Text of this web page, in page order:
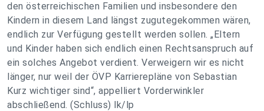
den österreichischen Familien und insbesondere den
Kindern in diesem Land längst zugutegekommen wären,
endlich zur Verfügung gestellt werden sollen. „Eltern
und Kinder haben sich endlich einen Rechtsanspruch auf
ein solches Angebot verdient. Verweigern wir es nicht
länger, nur weil der ÖVP Karrierepläne von Sebastian
Kurz wichtiger sind“, appelliert Vorderwinkler
abschließend. (Schluss) lk/lp